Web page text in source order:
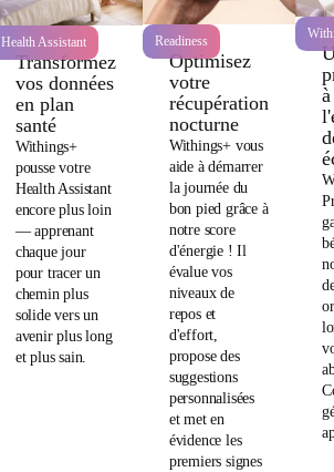
Health Assistant
Transformez
vos données
en plan
santé
Withings+
pousse votre
Health Assistant
encore plus loin
— apprenant
chaque jour
pour tracer un
chemin plus
solide vers un
avenir plus long
et plus sain.
Readiness
Optimisez
votre
récupération
nocturne
Withings+ vous
aide à démarrer
la journée du
bon pied grâce à
notre score
d'énergie ! Il
évalue vos
niveaux de
repos et
d'effort,
propose des
suggestions
personnalisées
et met en
évidence les
premiers signes